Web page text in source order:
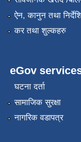
ऐन, कानुन तथा
कर तथा शुल्कहरु
eGov
घटना दर्ता
सामाजिक सुरक्षा
नागरिक वडापत्र